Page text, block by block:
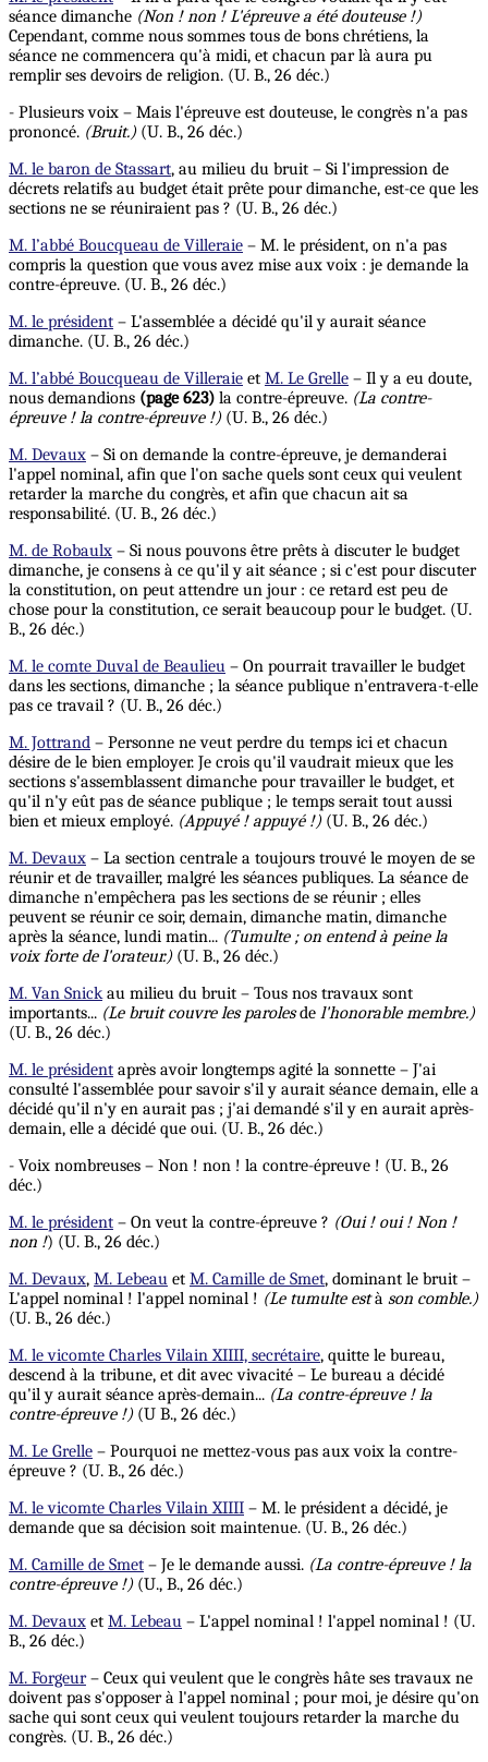
séance dimanche (Non ! non ! L'épreuve a été douteuse !)
Cependant, comme nous sommes tous de bons chrétiens, la
séance ne commencera qu'à midi, et chacun par là aura pu
remplir ses devoirs de religion. (U. B., 26 déc.)
- Plusieurs voix – Mais l'épreuve est douteuse, le congrès n'a pas
prononcé. (Bruit.)(U. B., 26 déc.)
M. le baron de Stassart, au milieu du bruit – Si l'impression de
décrets relatifs au budget était prête pour dimanche, est-ce que les
sections ne se réuniraient pas ? (U. B., 26 déc.)
M. l’abbé Boucqueau de Villeraie – M. le président, on n'a pas
compris la question que vous avez mise aux voix : je demande la
contre-épreuve. (U. B., 26 déc.)
M. le président – L'assemblée a décidé qu'il y aurait séance
dimanche. (U. B., 26 déc.)
M. l’abbé Boucqueau de Villeraie et M. Le Grelle – Il y a eu doute,
nous demandions (page 623) la contre-épreuve. (La contre-
épreuve ! la contre-épreuve !)(U. B., 26 déc.)
M. Devaux – Si on demande la contre-épreuve, je demanderai
l'appel nominal, afin que l'on sache quels sont ceux qui veulent
retarder la marche du congrès, et afin que chacun ait sa
responsabilité. (U. B., 26 déc.)
M. de Robaulx – Si nous pouvons être prêts à discuter le budget
dimanche, je consens à ce qu'il y ait séance ; si c'est pour discuter
la constitution, on peut attendre un jour : ce retard est peu de
chose pour la constitution, ce serait beaucoup pour le budget. (U.
B., 26 déc.)
M. le comte Duval de Beaulieu – On pourrait travailler le budget
dans les sections, dimanche ; la séance publique n'entravera-t-elle
pas ce travail ? (U. B., 26 déc.)
M. Jottrand – Personne ne veut perdre du temps ici et chacun
désire de le bien employer. Je crois qu'il vaudrait mieux que les
sections s'assemblassent dimanche pour travailler le budget, et
qu'il n'y eût pas de séance publique ; le temps serait tout aussi
bien et mieux employé. (Appuyé ! appuyé !)(U. B., 26 déc.)
M. Devaux – La section centrale a toujours trouvé le moyen de se
réunir et de travailler, malgré les séances publiques. La séance de
dimanche n'empêchera pas les sections de se réunir ; elles
peuvent se réunir ce soir, demain, dimanche matin, dimanche
après la séance, lundi matin... (Tumulte ; on entend à peine la
voix forte de l'orateur.)(U. B., 26 déc.)
M. Van Snickau milieu du bruit – Tous nos travaux sont
importants... (Le bruit couvre les parolesde l'honorable membre.)
(U. B., 26 déc.)
M. le président après avoir longtemps agité la sonnette – J'ai
consulté l'assemblée pour savoir s'il y aurait séance demain, elle a
décidé qu'il n'y en aurait pas ; j'ai demandé s'il y en aurait après-
demain, elle a décidé que oui. (U. B., 26 déc.)
- Voix nombreuses – Non ! non ! la contre-épreuve ! (U. B., 26
déc.)
M. le président – On veut la contre-épreuve ? (Oui ! oui ! Non !
non !) (U. B., 26 déc.)
M. Devaux, M. Lebeau et M. Camille de Smet, dominant le bruit –
L'appel nominal ! l'appel nominal ! (Le tumulte està son comble.)
(U. B., 26 déc.)
M. le vicomte Charles Vilain XIIII, secrétaire, quitte le bureau,
descend à la tribune, et dit avec vivacité – Le bureau a décidé
qu'il y aurait séance après-demain... (La contre-épreuve ! la
contre-épreuve !)(U B., 26 déc.)
M. Le Grelle – Pourquoi ne mettez-vous pas aux voix la contre-
épreuve ? (U. B., 26 déc.)
M. le vicomte Charles Vilain XIIII – M. le président a décidé, je
demande que sa décision soit maintenue. (U. B., 26 déc.)
M. Camille de Smet – Je le demande aussi. (La contre-épreuve ! la
contre-épreuve !)(U., B., 26 déc.)
M. Devaux et M. Lebeau – L'appel nominal ! l'appel nominal ! (U.
B., 26 déc.)
M. Forgeur– Ceux qui veulent que le congrès hâte ses travaux ne
doivent pas s'opposer à l'appel nominal ; pour moi, je désire qu'on
sache qui sont ceux qui veulent toujours retarder la marche du
congrès. (U. B., 26 déc.)